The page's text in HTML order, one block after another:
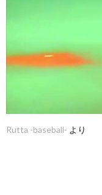
Rutta -baseball- より